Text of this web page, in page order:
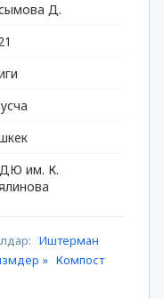
Д.
им. К.
Иштерман
» Компост